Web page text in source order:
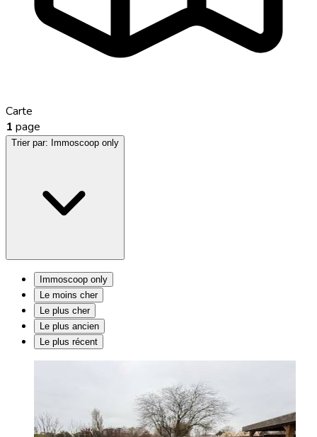
Carte
1 page
Trier par: Immoscoop only
Immoscoop only
Le moins cher
Le plus cher
Le plus ancien
Le plus récent